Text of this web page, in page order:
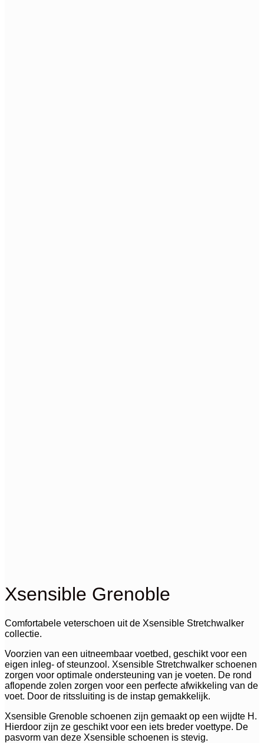
Xsensible Grenoble
Comfortabele veterschoen uit de Xsensible Stretchwalker
collectie.
Voorzien van een uitneembaar voetbed, geschikt voor een
eigen inleg- of steunzool. Xsensible Stretchwalker schoenen
zorgen voor optimale ondersteuning van je voeten. De rond
aflopende zolen zorgen voor een perfecte afwikkeling van de
voet. Door de ritssluiting is de instap gemakkelijk.
Xsensible Grenoble schoenen zijn gemaakt op een wijdte H.
Hierdoor zijn ze geschikt voor een iets breder voettype. De
pasvorm van deze Xsensible schoenen is stevig.